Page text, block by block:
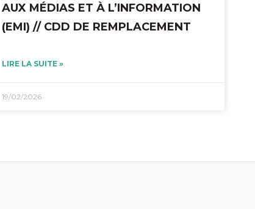
AUX MÉDIAS ET À L’INFORMATION
(EMI) // CDD DE REMPLACEMENT
LIRE LA SUITE »
19/02/2026